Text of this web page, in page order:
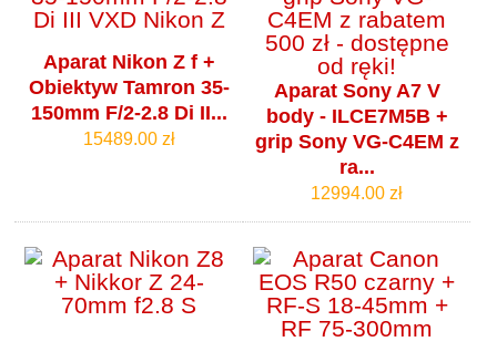
Aparat Nikon Z f +
Obiektyw Tamron 35-
150mm F/2-2.8 Di II...
15489.00 zł
Aparat Sony A7 V
body - ILCE7M5B +
grip Sony VG-C4EM z
ra...
12994.00 zł